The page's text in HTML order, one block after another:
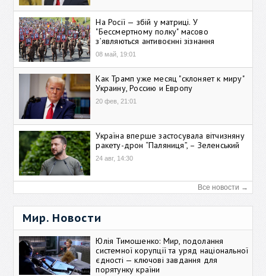
На Росії — збій у матриці. У
"Бессмертному полку" масово
зʼявляються антивоєнні зізнання
08 май, 19:01
Как Трамп уже месяц "склоняет к миру"
Украину, Россию и Европу
20 фев, 21:01
Україна вперше застосувала вітчизняну
ракету-дрон “Паляниця”, – Зеленський
24 авг, 14:30
Все новости →
Мир. Новости
Юлія Тимошенко: Мир, подолання
системної корупції та уряд національної
єдності — ключові завдання для
порятунку країни